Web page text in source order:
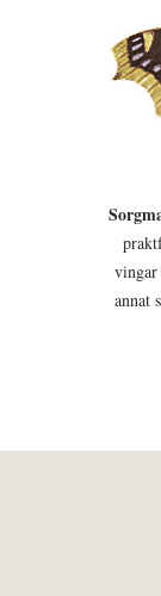
vingar
annat